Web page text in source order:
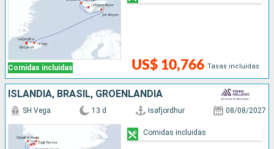
Comidas incluidas US$ 10,766 Tasas incluidas
ISLANDIA, BRASIL, GROENLANDIA
SH Vega 13 d Isafjordhur 08/08/2027
Comidas incluidas